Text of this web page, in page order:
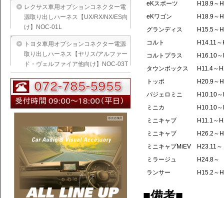
eKスポーツ
H18.9～
eKワゴン
H18.9～
グランディス
H15.5～
コルト
H14.11
コルトプラス
H16.10
タウンボックス
H11.4～
トッポ
H20.9～
パジェロミニ
H10.10
ミニカ
H10.10
ミニキャブ
H11.1～
ミニキャブ
H26.2～
ミニキャブMiEV
H23.11～
ミラージュ
H24.8～
ランサー
H15.2～
レクサス車用オプションコネクター電
源取り出しハーネス【UX/RX/NX/ES向
け】NOC-01L
トヨタ車用オプションコネクター電源
取り出しハーネス【ヤリス/アルファー
ド・ヴェルファイア他向け】NOC-03T